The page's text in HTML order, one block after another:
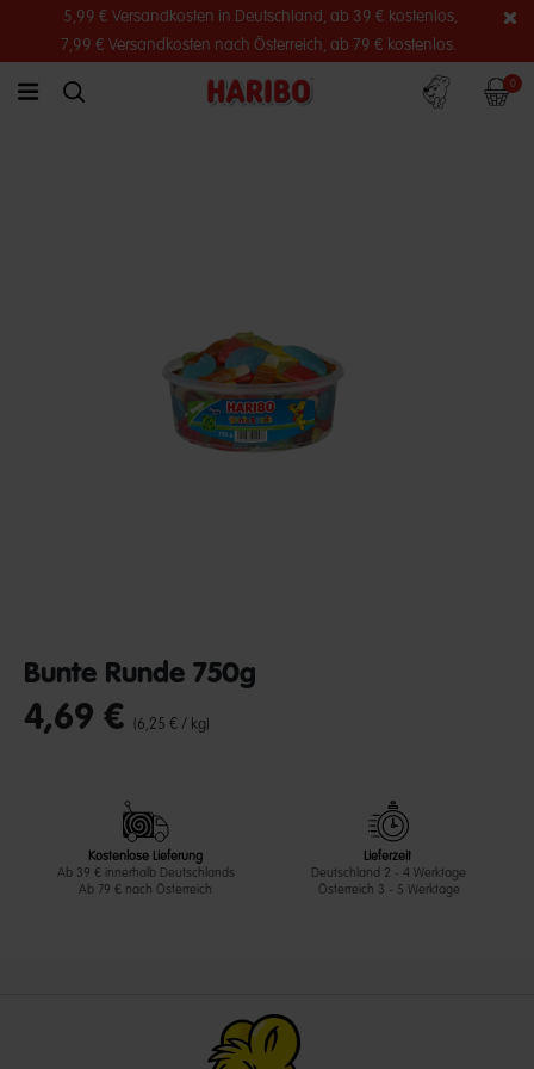
5,99 € Versandkosten in Deutschland, ab 39 € kostenlos,
7,99 € Versandkosten nach Österreich, ab 79 € kostenlos.
link.header.menu.label
simplesearch.search.label
Konto 0
Bunte Runde 750g
undefined out of 5 Customer Rating
4,69 € (6,25 € / kg)
Kostenlose Lieferung
Ab 39 € innerhalb Deutschlands
Ab 79 € nach Österreich
Lieferzeit
Deutschland 2 - 4 Werktage
Österreich 3 - 5 Werktage